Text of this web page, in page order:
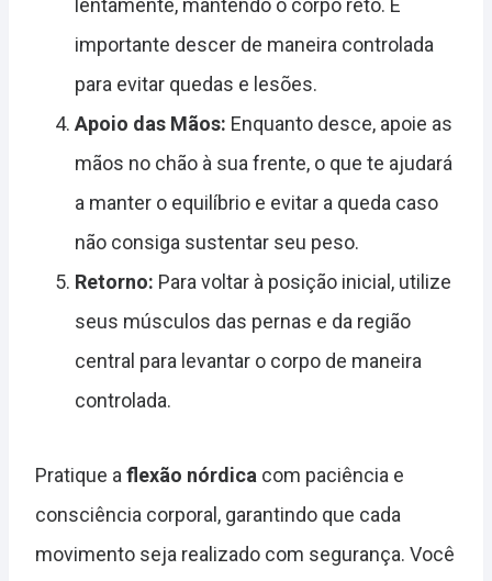
lentamente, mantendo o corpo reto. É
importante descer de maneira controlada
para evitar quedas e lesões.
Apoio das Mãos: Enquanto desce, apoie as
mãos no chão à sua frente, o que te ajudará
a manter o equilíbrio e evitar a queda caso
não consiga sustentar seu peso.
Retorno: Para voltar à posição inicial, utilize
seus músculos das pernas e da região
central para levantar o corpo de maneira
controlada.
Pratique aflexão nórdica com paciência e
consciência corporal, garantindo que cada
movimento seja realizado com segurança. Você